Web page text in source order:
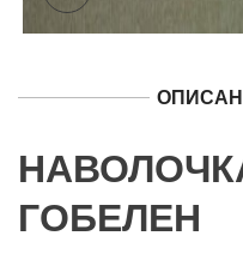
ГОБЕЛЕН